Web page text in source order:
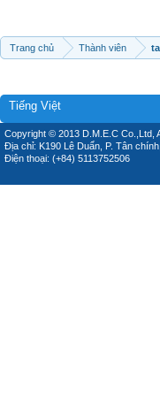
Trang chủ Thành viên
Tiếng Việt
Copyright © 2013 D.M.E.C Co.,Ltd,
Địa chỉ: K190 Lê Duẩn, P. Tân
Điện thoại: (+84) 5113752506